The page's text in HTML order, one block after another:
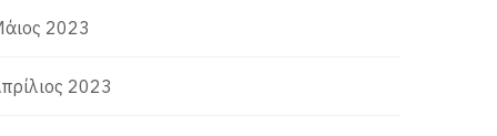
2023
2023